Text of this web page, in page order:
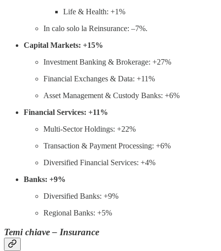
Life & Health: +1%
In calo solo la Reinsurance: –7%.
Capital Markets: +15%
Investment Banking & Brokerage: +27%
Financial Exchanges & Data: +11%
Asset Management & Custody Banks: +6%
Financial Services: +11%
Multi-Sector Holdings: +22%
Transaction & Payment Processing: +6%
Diversified Financial Services: +4%
Banks: +9%
Diversified Banks: +9%
Regional Banks: +5%
Temi chiave – Insurance